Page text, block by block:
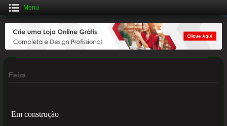
Menu
Feira
Em construção
Crie uma Loja Online Grátis